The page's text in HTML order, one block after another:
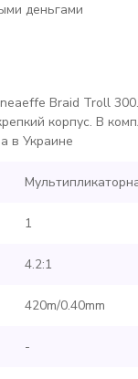
деньгами
Braid Troll 300.
корпус. В
в Украине
1
4.2:1
420m/0.40mm
-